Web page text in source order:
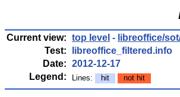
Current view: top level - libreoffice/
Test:
libreoffice_filtered.info
Date: 2012-12-17
Legend:
Lines: hit not hit